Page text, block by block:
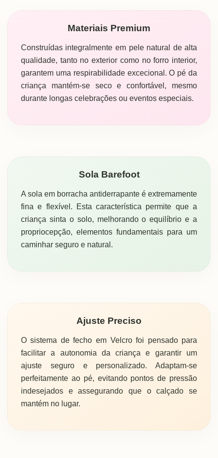
Materiais Premium
Construídas integralmente em pele natural de alta
qualidade, tanto no exterior como no forro interior,
garantem uma respirabilidade excecional. O pé da
criança mantém-se seco e confortável, mesmo
durante longas celebrações ou eventos especiais.
Sola Barefoot
A sola em borracha antiderrapante é extremamente
fina e flexível. Esta característica permite que a
criança sinta o solo, melhorando o equilíbrio e a
propriocepção, elementos fundamentais para um
caminhar seguro e natural.
Ajuste Preciso
O sistema de fecho em Velcro foi pensado para
facilitar a autonomia da criança e garantir um
ajuste seguro e personalizado. Adaptam-se
perfeitamente ao pé, evitando pontos de pressão
indesejados e assegurando que o calçado se
mantém no lugar.